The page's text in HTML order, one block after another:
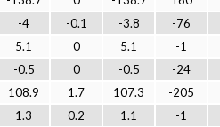
-4 -0.1 -3.8
-76
5.1 0 5.1
-1
-0.5 0 -0.5
-24
108.9 1.7 107.3
-205
1.3 0.2 1.1
-1